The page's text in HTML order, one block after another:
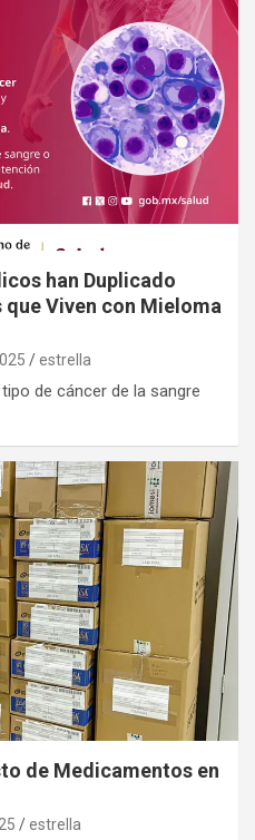
han Duplicado
que Viven con Mieloma
estrella
de cáncer de la sangre
de Medicamentos en
estrella